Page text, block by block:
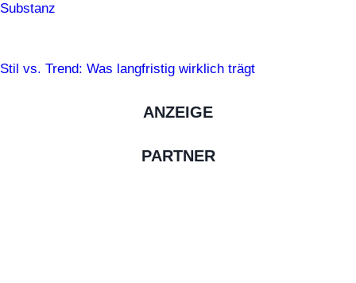
Substanz
Stil vs. Trend: Was langfristig wirklich trägt
ANZEIGE
PARTNER